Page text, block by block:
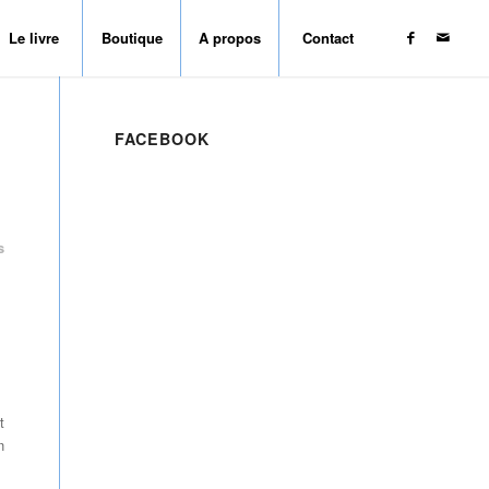
Le livre Boutique A propos Contact
FACEBOOK